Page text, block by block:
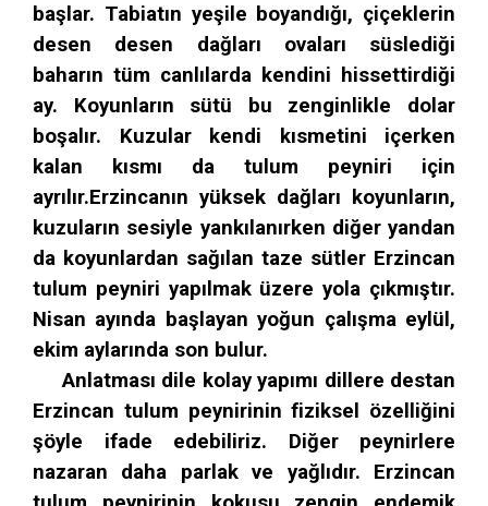
başlar. Tabiatın yeşile boyandığı, çiçeklerin
desen desen dağları ovaları süslediği
baharın tüm canlılarda kendini hissettirdiği
ay. Koyunların sütü bu zenginlikle dolar
boşalır. Kuzular kendi kısmetini içerken
kalan kısmı da tulum peyniri için
ayrılır.Erzincanın yüksek dağları koyunların,
kuzuların sesiyle yankılanırken diğer yandan
da koyunlardan sağılan taze sütler Erzincan
tulum peyniri yapılmak üzere yola çıkmıştır.
Nisan ayında başlayan yoğun çalışma eylül,
ekim aylarında son bulur.
Anlatması dile kolay yapımı dillere destan
Erzincan tulum peynirinin fiziksel özelliğini
şöyle ifade edebiliriz. Diğer peynirlere
nazaran daha parlak ve yağlıdır. Erzincan